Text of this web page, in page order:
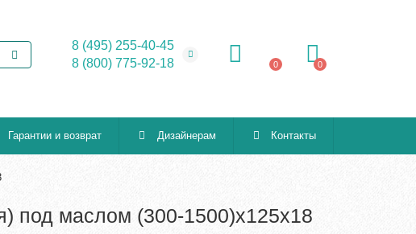
8 (495) 255-40-45
8 (800) 775-92-18
0 0
Гарантии и возврат Дизайнерам Контакты
под маслом (300-1500)х125х18